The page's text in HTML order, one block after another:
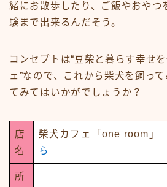
緒にお散歩したり、ご飯やおやつ
験まで出来るんだそう。
コンセプトは“豆柴と暮らす幸せ
ェ”なので、これから柴犬を飼っ
てみてはいかがでしょうか？
店
名
柴犬カフェ「one room」
ら
所